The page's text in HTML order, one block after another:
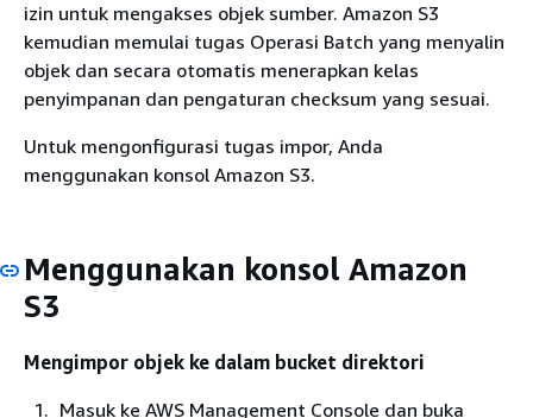
izin untuk mengakses objek sumber. Amazon S3
kemudian memulai tugas Operasi Batch yang menyalin
objek dan secara otomatis menerapkan kelas
penyimpanan dan pengaturan checksum yang sesuai.
Untuk mengonfigurasi tugas impor, Anda
menggunakan konsol Amazon S3.
Menggunakan konsol Amazon
S3
Mengimpor objek ke dalam bucket direktori
Masuk ke AWS Management Console dan buka